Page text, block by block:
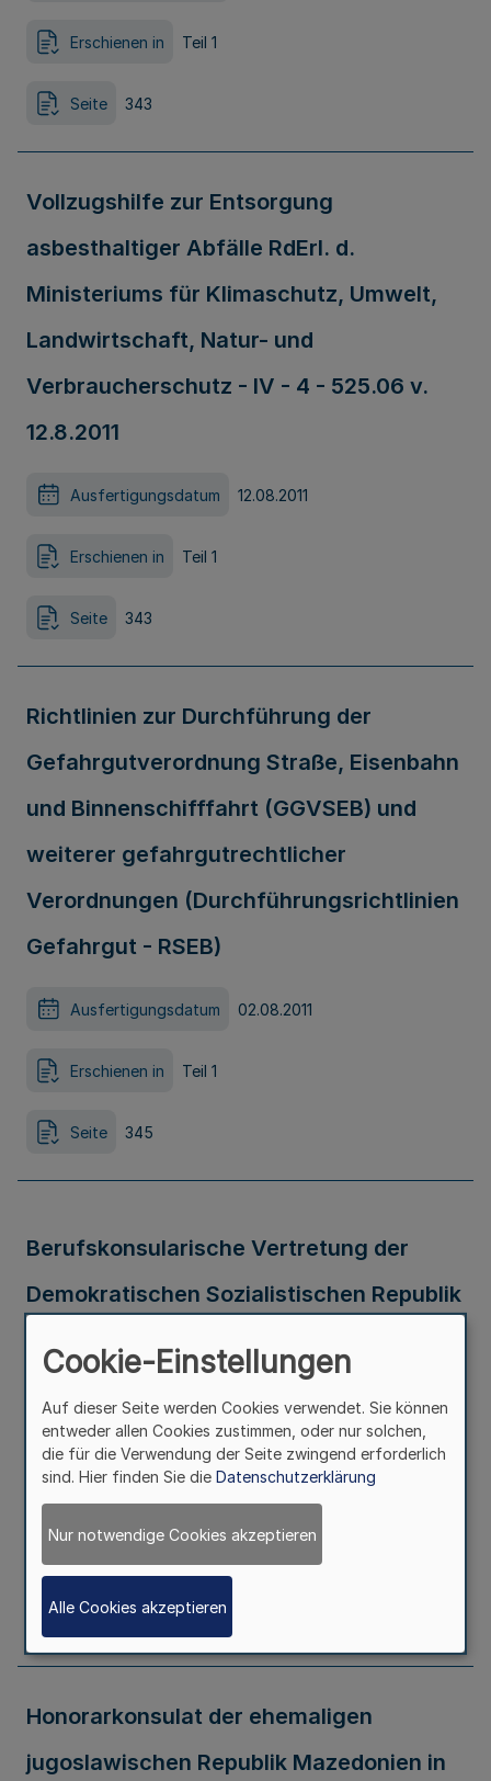
Erschienen in Teil 1
Seite 343
Vollzugshilfe zur Entsorgung
asbesthaltiger Abfälle RdErl. d.
Ministeriums für Klimaschutz, Umwelt,
Landwirtschaft, Natur- und
Verbraucherschutz - IV - 4 - 525.06 v.
12.8.2011
Ausfertigungsdatum 12.08.2011
Erschienen in Teil 1
Seite 343
Richtlinien zur Durchführung der
Gefahrgutverordnung Straße, Eisenbahn
und Binnenschifffahrt (GGVSEB) und
weiterer gefahrgutrechtlicher
Verordnungen (Durchführungsrichtlinien
Gefahrgut - RSEB)
Ausfertigungsdatum 02.08.2011
Erschienen in Teil 1
Seite 345
Berufskonsularische Vertretung der
Demokratischen Sozialistischen Republik
Ministerpräsidentin – LPA II 1 – 03.32 –
1/11 v. 5.8.2011
Seite 345
Honorarkonsulat der ehemaligen
jugoslawischen Republik Mazedonien in
Cookie-Einstellungen
Auf dieser Seite werden Cookies verwendet. Sie können
entweder allen Cookies zustimmen, oder nur solchen,
die für die Verwendung der Seite zwingend erforderlich
sind. Hier finden Sie die Datenschutzerklärung
Nur notwendige Cookies akzeptieren
Alle Cookies akzeptieren